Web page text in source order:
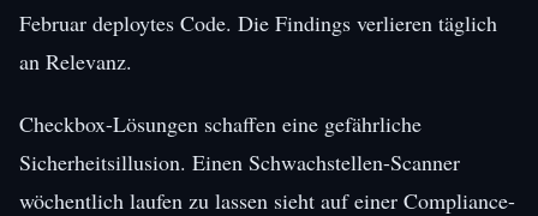
Februar deploytes Code. Die Findings verlieren täglich
an Relevanz.
Checkbox-Lösungen schaffen eine gefährliche
Sicherheitsillusion. Einen Schwachstellen-Scanner
wöchentlich laufen zu lassen sieht auf einer Compliance-